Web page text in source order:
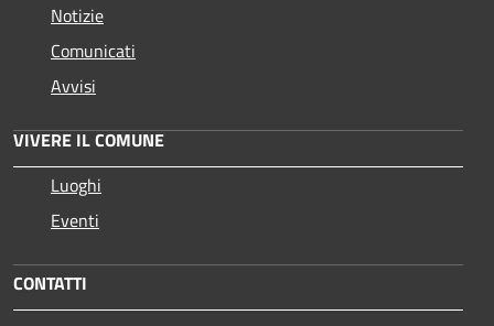
Notizie
Comunicati
Avvisi
VIVERE IL COMUNE
Luoghi
Eventi
CONTATTI